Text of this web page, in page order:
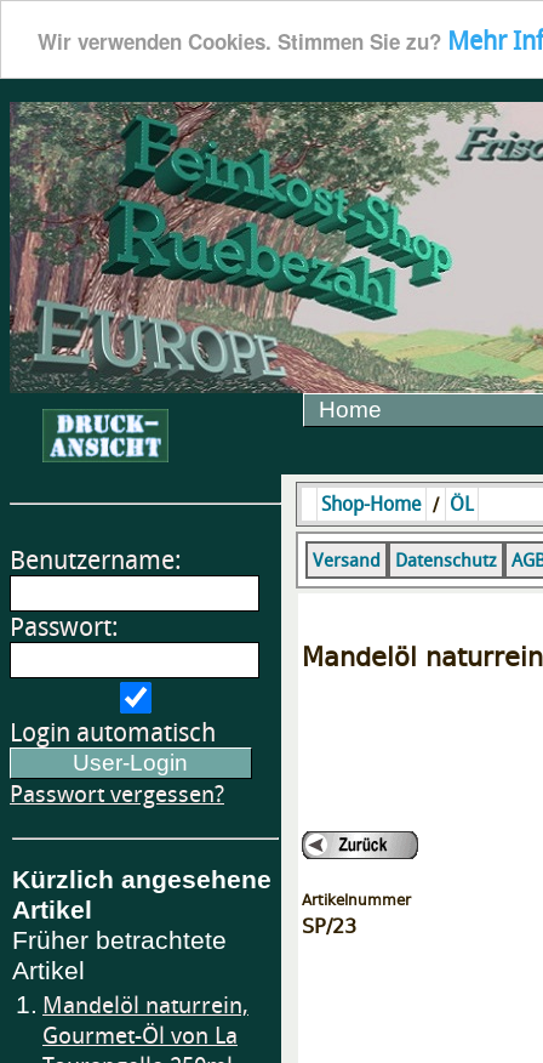
Wir verwenden Cookies. Stimmen Sie zu? Mehr
Home
Benutzername:
Passwort:
Login automatisch
Passwort vergessen?
Kürzlich angesehene
Artikel
Früher betrachtete
Artikel
1. Mandelöl naturrein,
Gourmet-Öl von La
Shop-Home / ÖL
Versand Datenschutz
Mandelöl
Artikelnummer
SP/23